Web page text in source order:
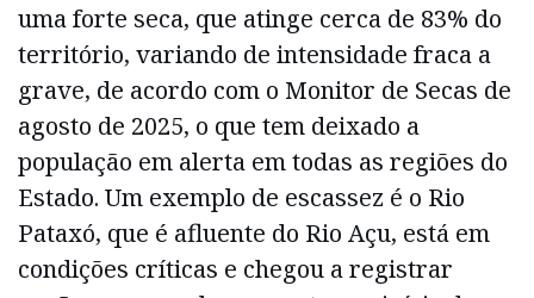
uma forte seca, que atinge cerca de 83% do
território, variando de intensidade fraca a
grave, de acordo com o Monitor de Secas de
agosto de 2025, o que tem deixado a
população em alerta em todas as regiões do
Estado. Um exemplo de escassez é o Rio
Pataxó, que é afluente do Rio Açu, está em
condições críticas e chegou a registrar